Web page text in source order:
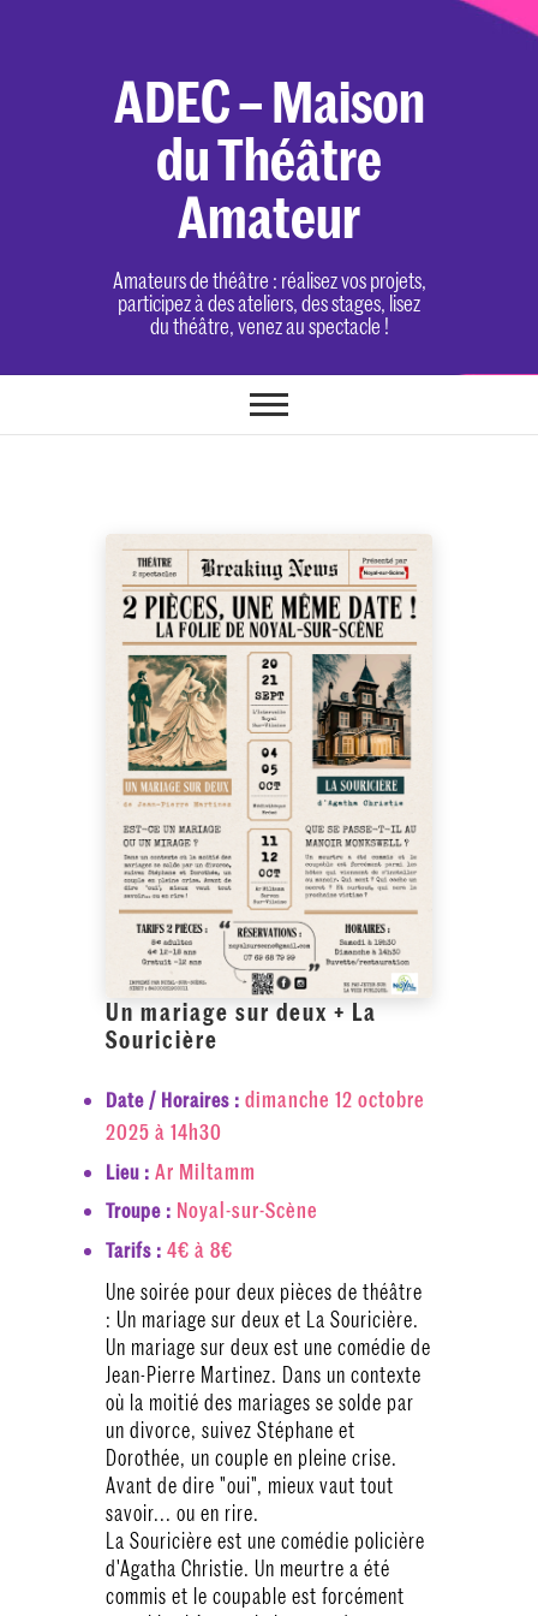
ADEC – Maison
du Théâtre
Amateur
Amateurs de théâtre : réalisez vos projets,
participez à des ateliers, des stages, lisez
du théâtre, venez au spectacle !
Un mariage sur deux + La
Souricière
Date / Horaires : dimanche 12 octobre
2025 à 14h30
Lieu : Ar Miltamm
Troupe : Noyal-sur-Scène
Tarifs : 4€ à 8€
Une soirée pour deux pièces de théâtre
: Un mariage sur deux et La Souricière.
Un mariage sur deux est une comédie de
Jean-Pierre Martinez. Dans un contexte
où la moitié des mariages se solde par
un divorce, suivez Stéphane et
Dorothée, un couple en pleine crise.
Avant de dire "oui", mieux vaut tout
savoir... ou en rire.
La Souricière est une comédie policière
d'Agatha Christie. Un meurtre a été
commis et le coupable est forcément